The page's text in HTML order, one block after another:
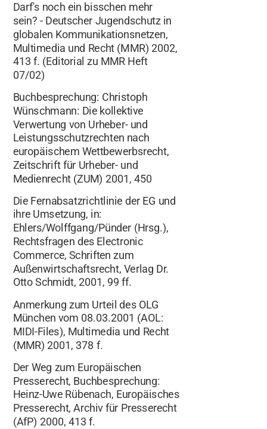
Darf's noch ein bisschen mehr
sein? - Deutscher Jugendschutz in
globalen Kommunikationsnetzen,
Multimedia und Recht (MMR) 2002,
413 f. (Editorial zu MMR Heft
07/02)
Buchbesprechung: Christoph
Wünschmann: Die kollektive
Verwertung von Urheber- und
Leistungsschutzrechten nach
europäischem Wettbewerbsrecht,
Zeitschrift für Urheber- und
Medienrecht (ZUM) 2001, 450
Die Fernabsatzrichtlinie der EG und
ihre Umsetzung, in:
Ehlers/Wolffgang/Pünder (Hrsg.),
Rechtsfragen des Electronic
Commerce, Schriften zum
Außenwirtschaftsrecht, Verlag Dr.
Otto Schmidt, 2001, 99 ff.
Anmerkung zum Urteil des OLG
München vom 08.03.2001 (AOL:
MIDI-Files), Multimedia und Recht
(MMR) 2001, 378 f.
Der Weg zum Europäischen
Presserecht, Buchbesprechung:
Heinz-Uwe Rübenach, Europäisches
Presserecht, Archiv für Presserecht
(AfP) 2000, 413 f.